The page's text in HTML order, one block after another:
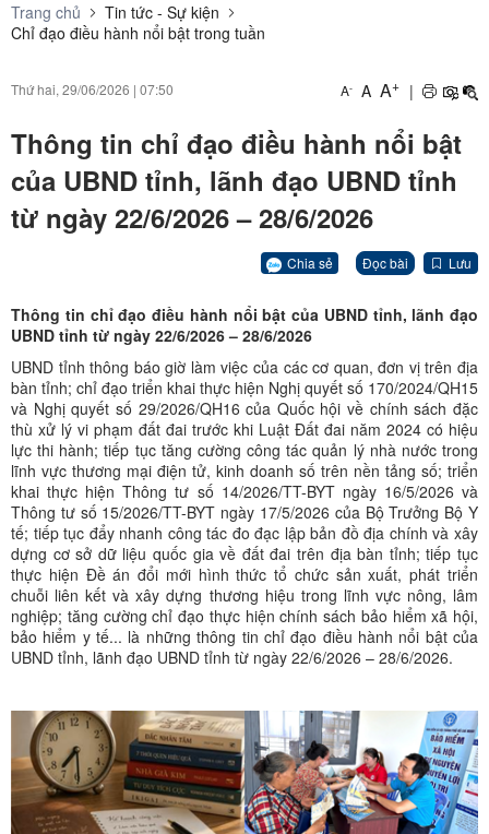
Trang chủ
Tin tức - Sự kiện
Chỉ đạo điều hành nổi bật trong tuần
Thứ hai, 29/06/2026 | 07:50 A- A A+ |
Thông tin chỉ đạo điều hành nổi bật
của UBND tỉnh, lãnh đạo UBND tỉnh
từ ngày 22/6/2026 – 28/6/2026
Chia sẻ Đọc bài Lưu
Thông tin chỉ đạo điều hành nổi bật của UBND tỉnh, lãnh đạo
UBND tỉnh từ ngày 22/6/2026 – 28/6/2026
UBND tỉnh thông báo giờ làm việc của các cơ quan, đơn vị trên địa
bàn tỉnh; chỉ đạo triển khai thực hiện Nghị quyết số 170/2024/QH15
và Nghị quyết số 29/2026/QH16 của Quốc hội về chính sách đặc
thù xử lý vi phạm đất đai trước khi Luật Đất đai năm 2024 có hiệu
lực thi hành; tiếp tục tăng cường công tác quản lý nhà nước trong
lĩnh vực thương mại điện tử, kinh doanh số trên nền tảng số; triển
khai thực hiện Thông tư số 14/2026/TT-BYT ngày 16/5/2026 và
Thông tư số 15/2026/TT-BYT ngày 17/5/2026 của Bộ Trưởng Bộ Y
tế; tiếp tục đẩy nhanh công tác đo đạc lập bản đồ địa chính và xây
dựng cơ sở dữ liệu quốc gia về đất đai trên địa bàn tỉnh; tiếp tục
thực hiện Đề án đổi mới hình thức tổ chức sản xuất, phát triển
chuỗi liên kết và xây dựng thương hiệu trong lĩnh vực nông, lâm
nghiệp; tăng cường chỉ đạo thực hiện chính sách bảo hiểm xã hội,
bảo hiểm y tế... là những thông tin chỉ đạo điều hành nổi bật của
UBND tỉnh, lãnh đạo UBND tỉnh từ ngày 22/6/2026 – 28/6/2026.